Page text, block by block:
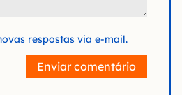
respostas via e-mail.
Enviar comentário